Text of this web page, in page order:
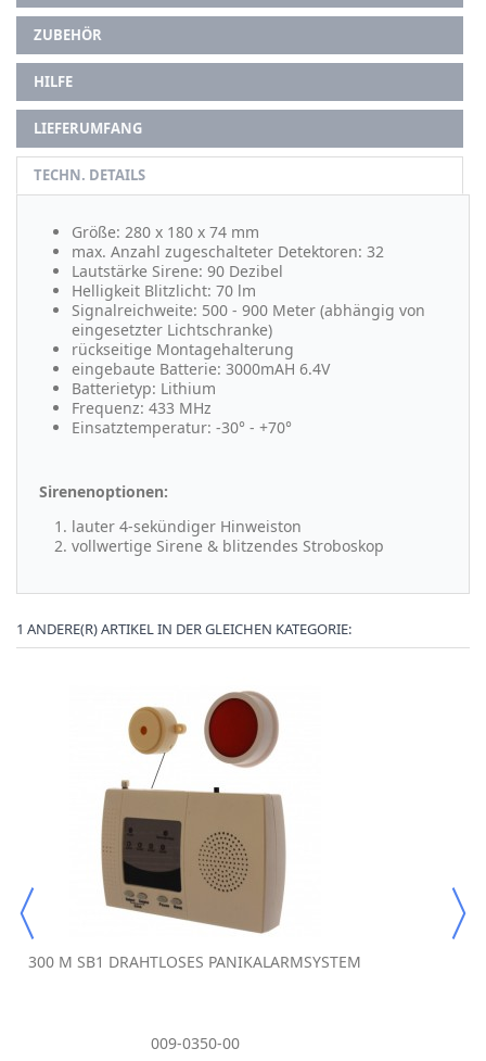
ZUBEHÖR
HILFE
LIEFERUMFANG
TECHN. DETAILS
Größe: 280 x 180 x 74 mm
max. Anzahl zugeschalteter Detektoren: 32
Lautstärke Sirene: 90 Dezibel
Helligkeit Blitzlicht: 70 lm
Signalreichweite: 500 - 900 Meter (abhängig von
eingesetzter Lichtschranke)
rückseitige Montagehalterung
eingebaute Batterie: 3000mAH 6.4V
Batterietyp: Lithium
Frequenz: 433 MHz
Einsatztemperatur: -30° - +70°
Sirenenoptionen:
lauter 4-sekündiger Hinweiston
vollwertige Sirene & blitzendes Stroboskop
1 ANDERE(R) ARTIKEL IN DER GLEICHEN KATEGORIE:
300 M SB1 DRAHTLOSES PANIKALARMSYSTEM
009-0350-00